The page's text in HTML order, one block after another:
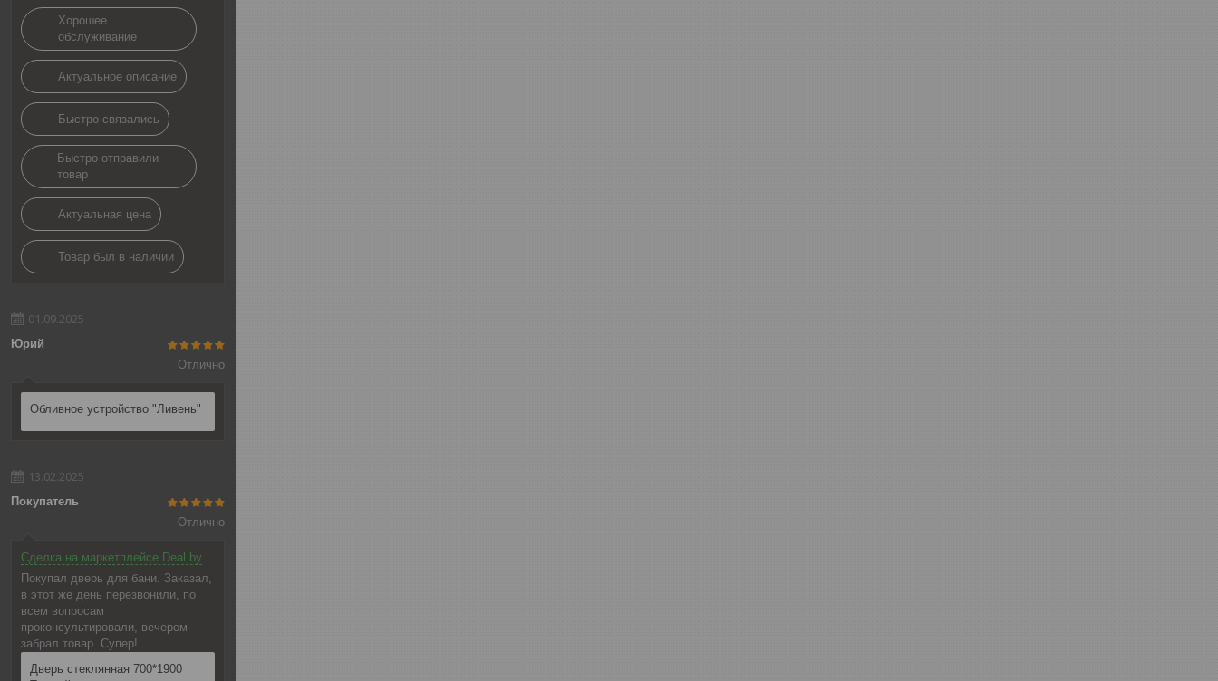
Хорошее
обслуживание
Актуальное описание
Быстро связались
Быстро отправили
товар
Актуальная цена
Товар был в наличии
01.09.2025
Юрий
Отлично
Обливное устройство "Ливень"
13.02.2025
Покупатель
Отлично
Сделка на маркетплейсе Deal.by
Покупал дверь для бани. Заказал,
в этот же день перезвонили, по
всем вопросам
проконсультировали, вечером
забрал товар. Супер!
Дверь стеклянная 700*1900